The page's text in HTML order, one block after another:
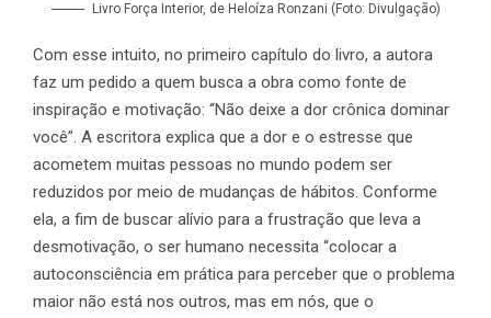
Livro Força Interior, de Heloíza Ronzani (Foto: Divulgação)
Com esse intuito, no primeiro capítulo do livro, a autora
faz um pedido a quem busca a obra como fonte de
inspiração e motivação: “Não deixe a dor crônica dominar
você”. A escritora explica que a dor e o estresse que
acometem muitas pessoas no mundo podem ser
reduzidos por meio de mudanças de hábitos. Conforme
ela, a fim de buscar alívio para a frustração que leva a
desmotivação, o ser humano necessita “colocar a
autoconsciência em prática para perceber que o problema
maior não está nos outros, mas em nós, que o